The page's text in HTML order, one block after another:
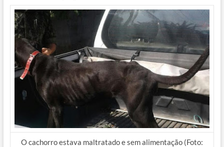
O cachorro estava maltratado e sem alimentação (Foto: